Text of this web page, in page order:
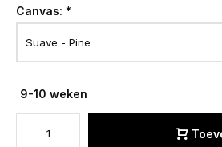
Canvas: *
9-10 weken